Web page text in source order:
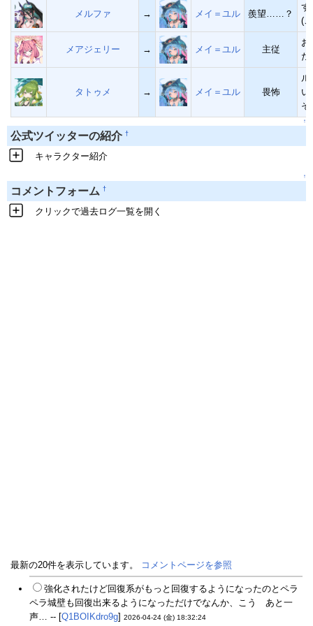
メルファ → メイ＝ユル 羨望……？
ず
(
メアジェリー → メイ＝ユル 主従
お
た
タトゥメ → メイ＝ユル 畏怖
い
そ
↑
公式ツイッターの紹介 †
キャラクター紹介
↑
コメントフォーム †
クリックで過去ログ一覧を開く
最新の20件を表示しています。 コメントページを参照
強化されたけど回復系がもっと回復するようになったのとペラ
ペラ城壁も回復出来るようになっただけでなんか、こう あと一
声… -- [Q1BOIKdro9g] 2026-04-24 (金) 18:32:24